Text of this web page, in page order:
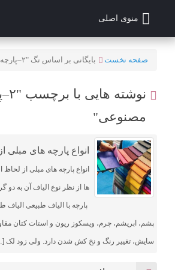
منوی اصلی
صفحه نخست بایگانی بر اساس تگ "۲–پارچه با الیاف مصنوعی"
مصنوعی"
انواع پارچه های مبلی
انواع پارچه های مبلی از
پارچه با الیاف طبیعی الیاف
پشم، ابریشم، چرم، ویسکوز ریون و استات کتان
سایش، تغییر رنگ و نخ کش شدن دارد. ولی زود لک